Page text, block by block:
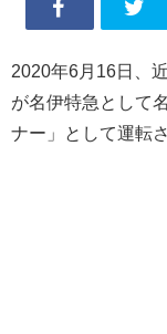
2020年6月16日、
が名伊特急として
ナー」として運転